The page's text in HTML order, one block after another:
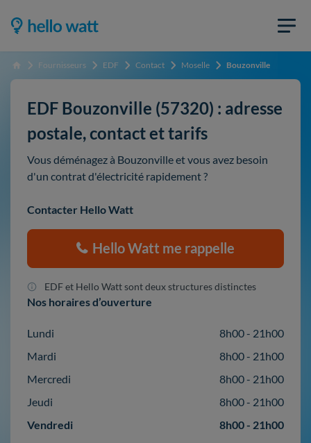
Accueil Fournisseurs EDF Contact Moselle Bouzonville
EDF Bouzonville (57320) : adresse
postale, contact et tarifs
Vous déménagez à Bouzonville et vous avez besoin
d'un contrat d'électricité rapidement ?
Contacter Hello Watt
Hello Watt me rappelle
EDF et Hello Watt sont deux structures distinctes
Nos horaires d’ouverture
Lundi
8h00 - 21h00
Mardi
8h00 - 21h00
Mercredi
8h00 - 21h00
Jeudi
8h00 - 21h00
Vendredi
8h00 - 21h00